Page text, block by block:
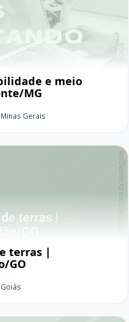
e meio
MG
Minas Gerais
terras |
GO
Goiás